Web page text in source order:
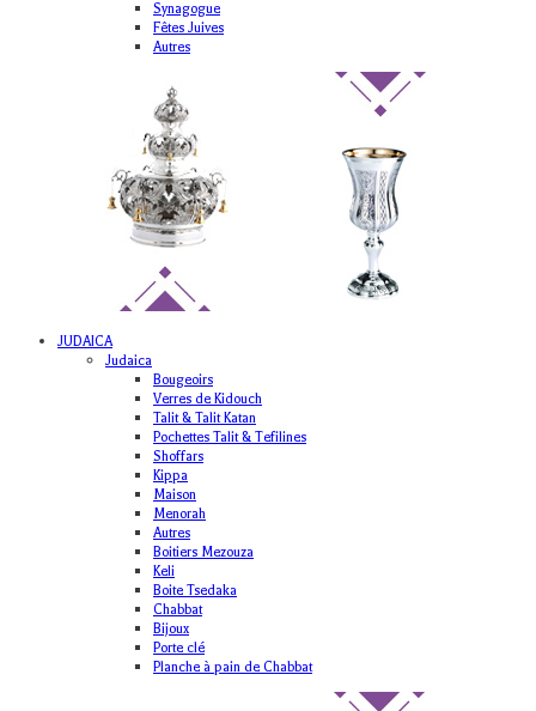
Synagogue
Fêtes Juives
Autres
JUDAICA
Judaica
Bougeoirs
Verres de Kidouch
Talit & Talit Katan
Pochettes Talit & Tefilines
Shoffars
Kippa
Maison
Menorah
Autres
Boitiers Mezouza
Keli
Boite Tsedaka
Chabbat
Bijoux
Porte clé
Planche à pain de Chabbat